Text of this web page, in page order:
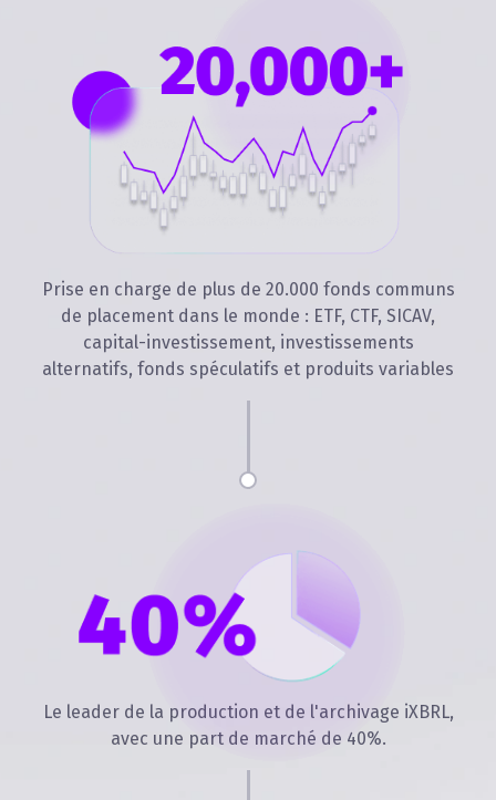
Prise en charge de plus de 20.000 fonds communs
de placement dans le monde : ETF, CTF, SICAV,
capital-investissement, investissements
alternatifs, fonds spéculatifs et produits variables
Le leader de la production et de l'archivage iXBRL,
avec une part de marché de 40%.